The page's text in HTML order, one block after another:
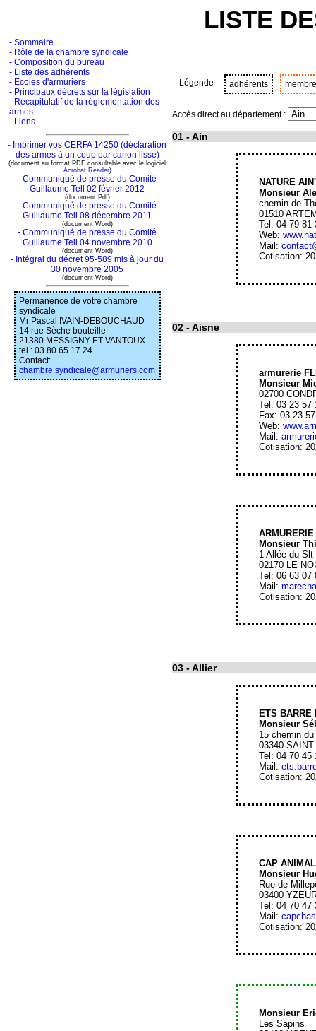
LISTE
- Sommaire
- Rôle de la chambre syndicale
- Composition du bureau
- Liste des adhérents
- Ecoles d'armuriers
- Principaux décrets sur la législation
- Récapitulatif de la réglementation des
armes
- Liens
- Imprimer vos CERFA 14250 (déclaration
des armes à un coup par canon lisse)
(document au format PDF consultable avec le logiciel
Acrobat Reader)
- Communiqué de presse du Comité
Guillaume Tell 02 février 2012
(document Pdf)
- Communiqué de presse du Comité
Guillaume Tell 08 décembre 2011
(document Word)
- Communiqué de presse du Comité
Guillaume Tell 04 novembre 2010
(document Word)
- Intégral du décret 95-589 mis à jour du
30 novembre 2005
(document Word)
Permanence de votre chambre
syndicale
Mr Pascal IVAIN-DEBOUCHAUD
14 rue Sèche bouteille
21380 MESSIGNY-ET-VANTOUX
tel : 03 80 65 17 24
Contact:
chambre.syndicale@armuriers.com
Légende adhérents
Accès direct au département :
01 - Ain
NATURE
Monsieur
chemin de
01510
Tel: 04 79 81
Web:
Mail:
Cotisation:
02 - Aisne
armurerie
Monsieur
02700
Tel: 03 23 57
Fax: 03 23
Web:
Mail:
Cotisation:
Monsieur
1 Allée du
02170 LE
Tel: 06 63 07
Mail:
Cotisation:
03 - Allier
ETS BARRE
Monsieur
15 chemin
03340
Tel: 04 70 45
Mail:
Cotisation:
CAP ANIMAL
Monsieur
Rue de
03400
Tel: 04 70 47
Mail:
Cotisation:
Monsieur
Les Sapins